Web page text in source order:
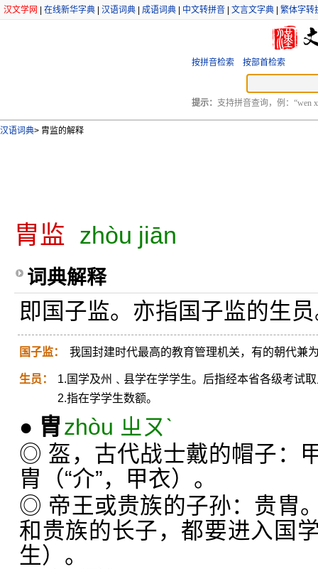
汉文学网 在线新华字典 汉语词典 成语词典 中文转拼音 文言文字典 繁体字转
按拼音检索 按部首检索
提示： 支持拼音查询，例：“wen
汉语词典> 胄监的解释
胄监 zhòu jiān
词典解释
即国子监。亦指国子监的生
国子监： 我国封建时代最高的教育管理机关，有的朝代兼
生员：
1.国学及州﹑县学在学学生。后指经本省各级考试
2.指在学学生数额。
● 胄zhòu ㄓㄡˋ
◎ 盔，古代战士戴的帽子：
胄（“介”，甲衣）。
◎ 帝王或贵族的子孙：贵胄
和贵族的长子，都要进入国
生）。